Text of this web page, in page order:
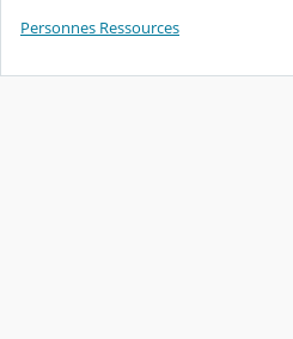
Personnes Ressources